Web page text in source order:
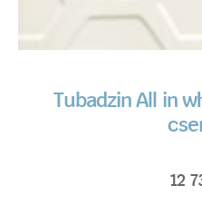
Tubadzin All in
12